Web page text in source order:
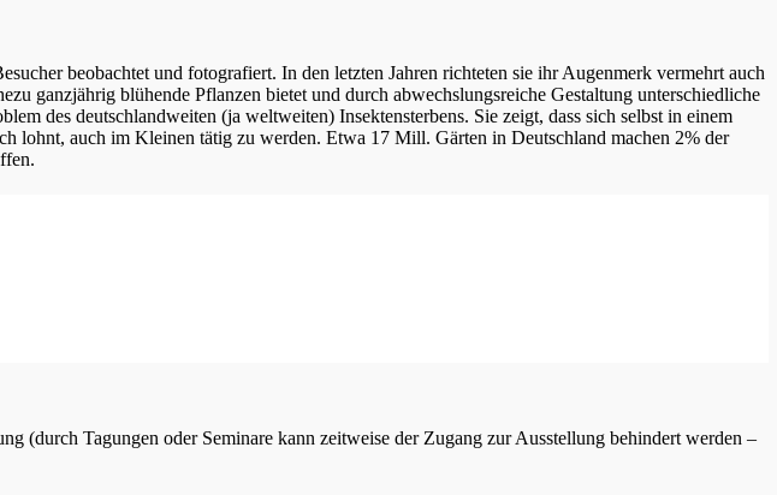
beobachtet und fotografiert. In den letzten Jahren richteten sie ihr Augenmerk vermehrt auch
ganzjährig blühende Pflanzen bietet und durch abwechslungsreiche Gestaltung unterschiedliche
des deutschlandweiten (ja weltweiten) Insektensterbens. Sie zeigt, dass sich selbst in einem
lohnt, auch im Kleinen tätig zu werden. Etwa 17 Mill. Gärten in Deutschland machen 2% der
(durch Tagungen oder Seminare kann zeitweise der Zugang zur Ausstellung behindert werden –